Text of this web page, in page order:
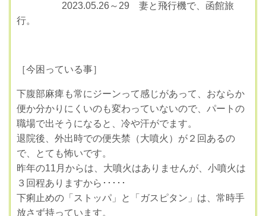
2023.05.26～29 妻と飛行機で、函館旅
行。
［今困っている事］
下腹部麻痺も常にジーンって感じがあって、おならか
便か分かりにくいのも変わっていないので、パートの
職場で出そうになると、冷や汗がでます。
退院後、外出時での便失禁（大噴火）が２回あるの
で、とても怖いです。
昨年の11月からは、大噴火はありませんが、小噴火は
３回程ありますから･････
下痢止めの「ストッパ」と「ガスピタン」は、常時手
放さず持っています。